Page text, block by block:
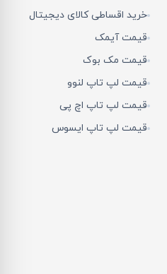
خرید اقساطی کالای دیجیتال
قیمت آیمک
قیمت مک بوک
قیمت لپ تاپ لنوو
قیمت لپ تاپ اچ پی
قیمت لپ تاپ ایسوس